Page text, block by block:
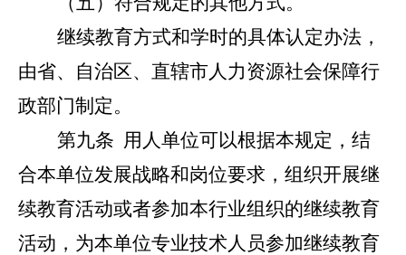
继续教育方式和学时的具体认定办法，
由省、自治区、直辖市人力资源社会保障行
政部门制定。
第九条 用人单位可以根据本规定，结
合本单位发展战略和岗位要求，组织开展继
续教育活动或者参加本行业组织的继续教育
活动，为本单位专业技术人员参加继续教育